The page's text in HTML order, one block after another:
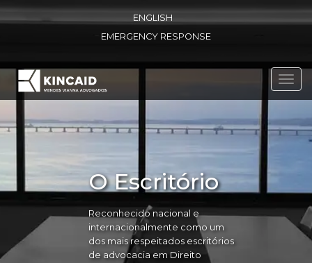
ENGLISH
EMERGENCY RESPONSE
O Escritório
Reconhecido nacional e
internacionalmente como um
dos mais respeitados escritórios
de advocacia em Direito